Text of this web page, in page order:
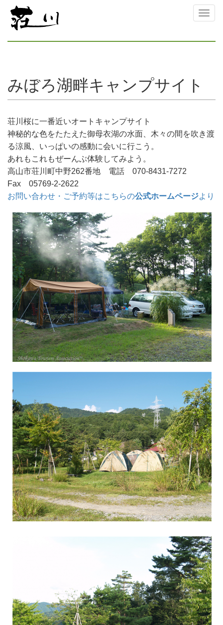
みぼろ湖畔キャンプサイト
荘川桜に一番近いオートキャンプサイト
神秘的な色をたたえた御母衣湖の水面、木々の間を吹き渡
る涼風、いっぱいの感動に会いに行こう。
あれもこれもぜーんぶ体験してみよう。
高山市荘川町中野262番地 電話 070-8431-7272
Fax 05769-2-2622
お問い合わせ・ご予約等はこちらの公式ホームページより